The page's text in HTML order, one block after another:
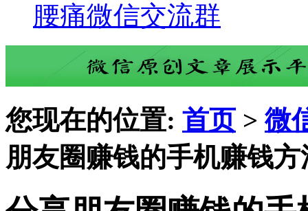
腰痛微信交流群
您现在的位置: 首页 >微
朋友圈赚钱的手机赚钱